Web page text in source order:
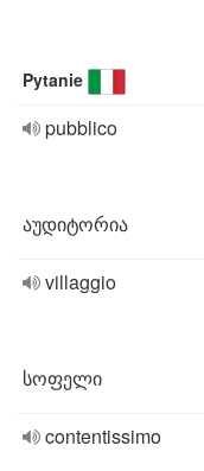
Pytanie
pubblico
აუდიტორია
villaggio
სოფელი
contentissimo